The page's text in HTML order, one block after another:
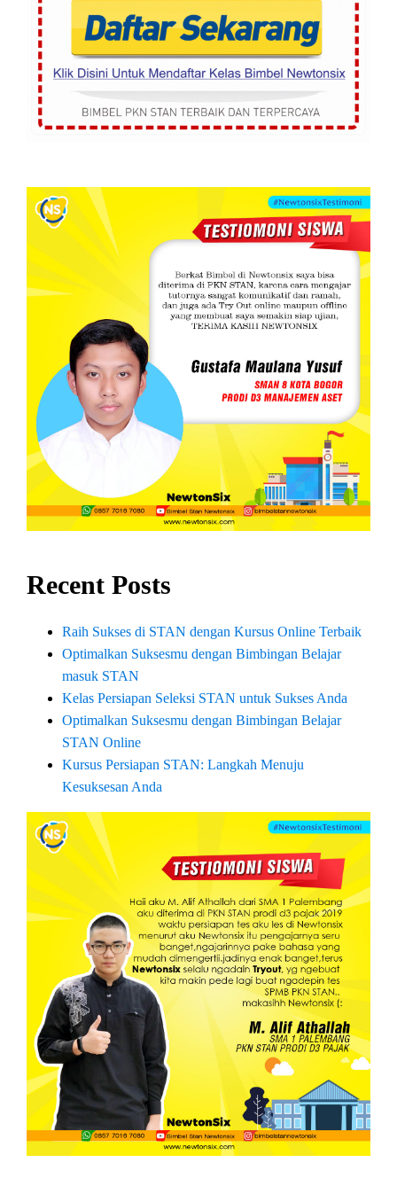
Recent Posts
Raih Sukses di STAN dengan Kursus Online Terbaik
Optimalkan Suksesmu dengan Bimbingan Belajar
masuk STAN
Kelas Persiapan Seleksi STAN untuk Sukses Anda
Optimalkan Suksesmu dengan Bimbingan Belajar
STAN Online
Kursus Persiapan STAN: Langkah Menuju
Kesuksesan Anda